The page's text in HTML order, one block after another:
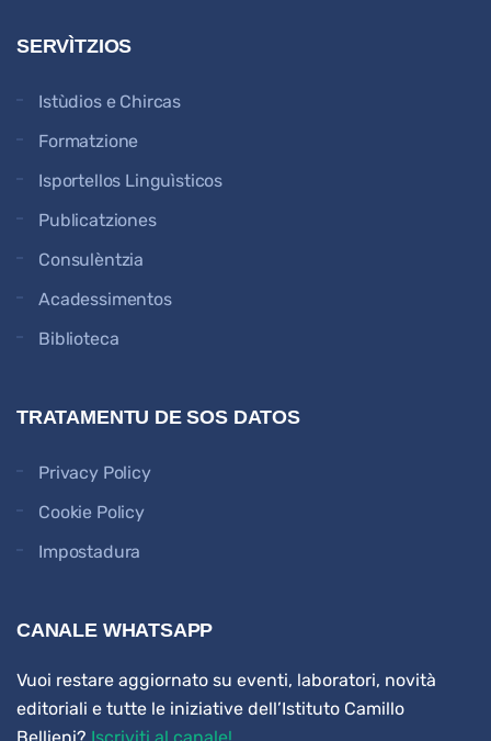
SERVÌTZIOS
Istùdios e Chircas
Formatzione
Isportellos Linguìsticos
Publicatziones
Consulèntzia
Acadessimentos
Biblioteca
TRATAMENTU DE SOS DATOS
Privacy Policy
Cookie Policy
Impostadura
CANALE WHATSAPP
Vuoi restare aggiornato su eventi, laboratori, novità
editoriali e tutte le iniziative dell’Istituto Camillo